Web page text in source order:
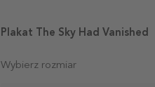
Wybierz rozmiar
Plakat The Sky Had Vanished